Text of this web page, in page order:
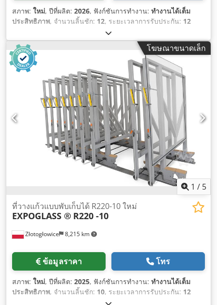
สภาพ: ใหม่, ปีที่ผลิต: 2026, ฟังก์ชันการทำงาน: ทำงานได้เต็ม
ประสิทธิภาพ, จำนวนลิ้นชัก: 12, ระยะเวลาการรับประกัน: 12
โฆษณาขนาดเล็ก
1 / 5
Złotogłowice 8,215 km
ที่วางแก้วแบบพับเก็บได้ R220-10 ใหม่
EXPOGLASS ® R220 -10
ข้อมูลราคา โทร
สภาพ: ใหม่, ปีที่ผลิต: 2025, ฟังก์ชันการทำงาน: ทำงานได้เต็ม
ประสิทธิภาพ, จำนวนลิ้นชัก: 10, ระยะเวลาการรับประกัน: 12